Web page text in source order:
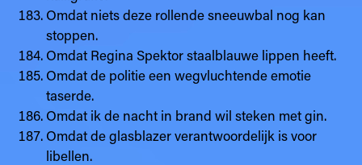
Omdat niets deze rollende sneeuwbal nog kan
stoppen.
Omdat Regina Spektor staalblauwe lippen heeft.
Omdat de politie een wegvluchtende emotie
taserde.
Omdat ik de nacht in brand wil steken met gin.
Omdat de glasblazer verantwoordelijk is voor
libellen.